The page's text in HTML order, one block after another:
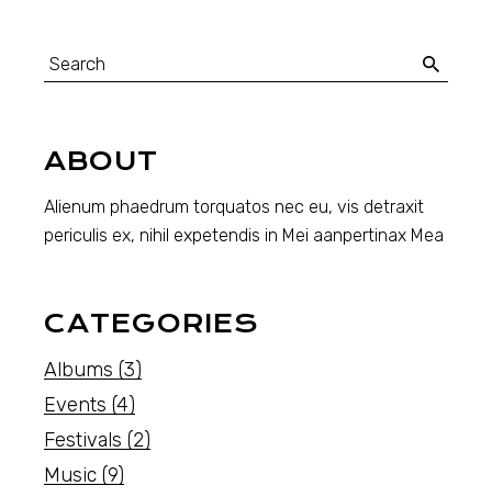
Search
for:
ABOUT
Alienum phaedrum torquatos nec eu, vis detraxit
periculis ex, nihil expetendis in Mei aanpertinax Mea
CATEGORIES
Albums (3)
Events (4)
Festivals (2)
Music (9)